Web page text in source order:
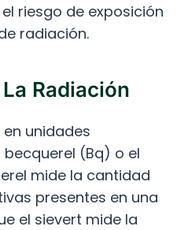
riesgo de exposición
radiación.
Radiación
unidades
(Bq) o el
mide la cantidad
presentes en una
el sievert mide la